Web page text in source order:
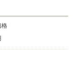
格